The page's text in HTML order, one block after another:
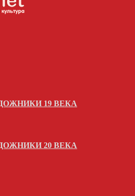
19 ВЕКА
20 ВЕКА